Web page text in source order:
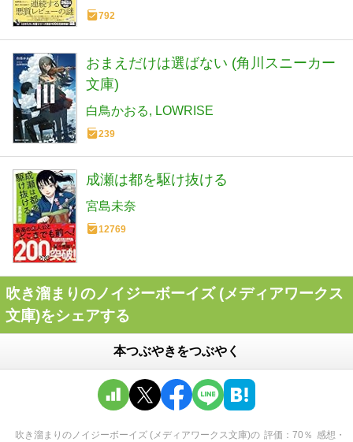
792
おまえだけは選ばない (角川スニーカー
文庫)
白鳥かおる LOWRISE
239
成瀬は都を駆け抜ける
宮島未奈
12769
吹き溜まりのノイジーボーイズ (メディアワークス
文庫)をシェアする
本つぶやきをつぶやく
吹き溜まりのノイジーボーイズ (メディアワークス文庫)の 評価 70 ％ 感想・